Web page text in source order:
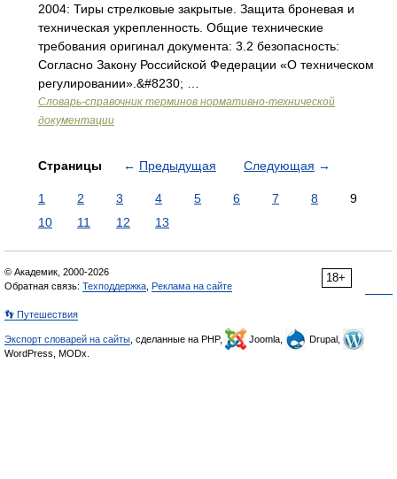
2004: Тиры стрелковые закрытые. Защита броневая и
техническая укрепленность. Общие технические
требования оригинал документа: 3.2 безопасность:
Согласно Закону Российской Федерации «О техническом
регулировании».&#8230; …
Словарь-справочник терминов нормативно-технической
документации
Страницы ← Предыдущая Следующая →
1 2 3 4 5 6 7 8
9
10
11 12 13
18+
© Академик, 2000-2026
Обратная связь: Техподдержка Реклама на сайте
👣 Путешествия
Экспорт словарей на сайты , сделанные на PHP, Joomla,
Drupal,
WordPress, MODx.